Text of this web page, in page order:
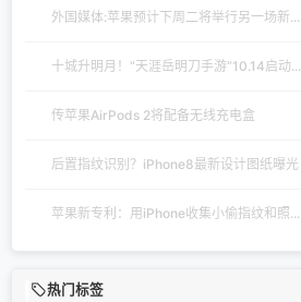
外国媒体:苹果预计下周二将举行另一场新...
十城升明月！“天涯岳明刀手游”10.14启动...
传苹果AirPods 2将配备无线充电盒
后置指纹识别？iPhone8最新设计图纸曝光
苹果新专利：用iPhone收集小偷指纹和照...
热门标签